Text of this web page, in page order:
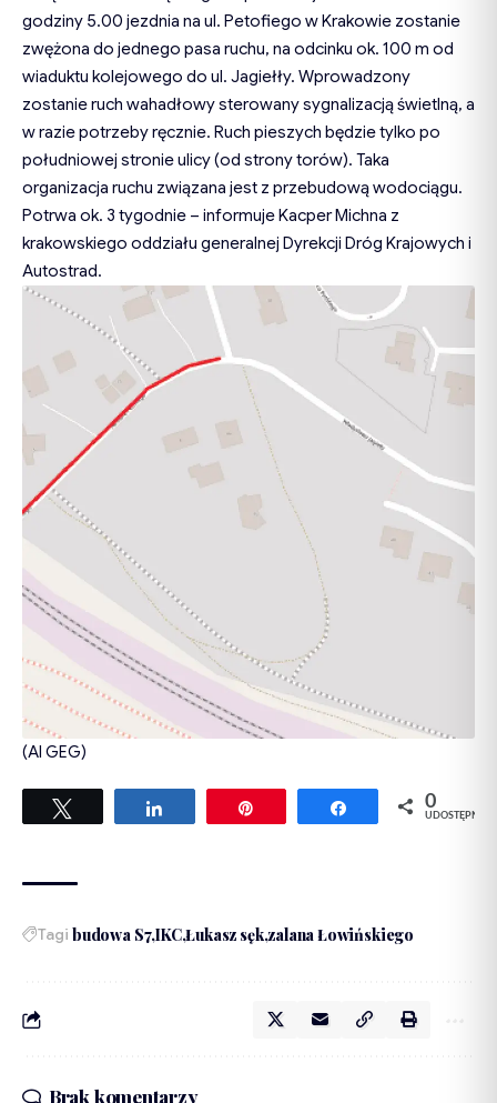
godziny 5.00 jezdnia na ul. Petofiego w Krakowie zostanie
zwężona do jednego pasa ruchu, na odcinku ok. 100 m od
wiaduktu kolejowego do ul. Jagiełły. Wprowadzony
zostanie ruch wahadłowy sterowany sygnalizacją świetlną, a
w razie potrzeby ręcznie. Ruch pieszych będzie tylko po
południowej stronie ulicy (od strony torów). Taka
organizacja ruchu związana jest z przebudową wodociągu.
Potrwa ok. 3 tygodnie – informuje Kacper Michna z
krakowskiego oddziału generalnej Dyrekcji Dróg Krajowych i
Autostrad.
(AI GEG)
Udostępnij Udostępnij
0
UDOSTĘPNIEŃ
Tagi budowa S7 IKC Łukasz sęk zalana Łowińskiego
Brak komentarzy